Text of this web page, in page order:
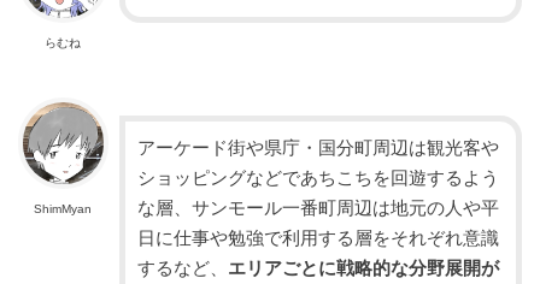
らむね
ShimMyan
アーケード街や県庁・国分町周辺は観光客や
ショッピングなどであちこちを回遊するよう
な層、サンモール一番町周辺は地元の人や平
日に仕事や勉強で利用する層をそれぞれ意識
するなど、 エリアごとに戦略的な分野展開が